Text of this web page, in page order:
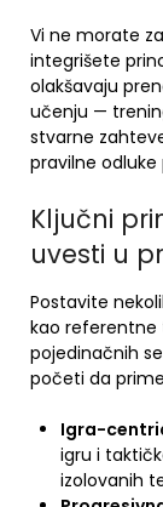
Vi ne morate
integrišete
olakšavaju
učenju —
stvarne
pravilne
Ključni
uvesti u
Postavite
kao referentne
pojedinačnih
početi da
Igra-
igru i
izolovanih